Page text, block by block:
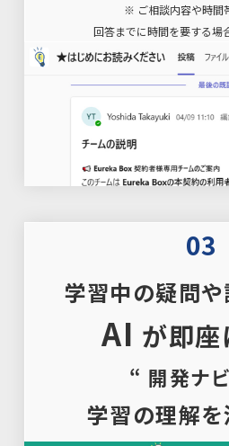
※ ご相談内容や時間
回答までに時間を要する場
03
学習中の疑問
AI が即
“ 開発ナ
学習の理解